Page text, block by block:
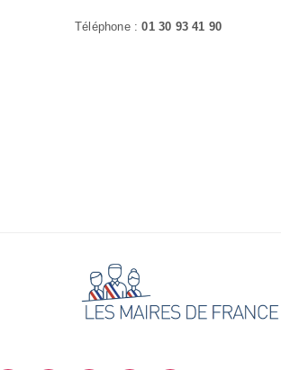
Téléphone :01 30 93 41 90